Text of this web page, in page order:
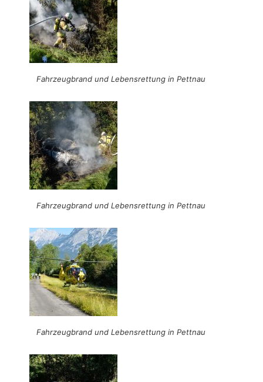
Fahrzeugbrand und Lebensrettung in Pettnau
Fahrzeugbrand und Lebensrettung in Pettnau
Fahrzeugbrand und Lebensrettung in Pettnau